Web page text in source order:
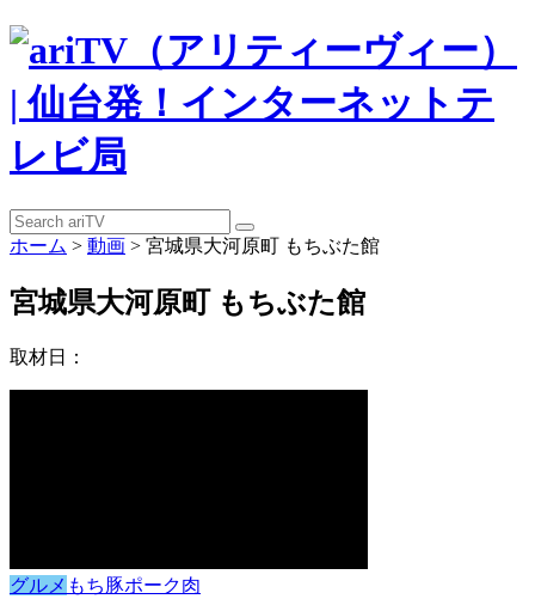
ホーム > 動画 > 宮城県大河原町 もちぶた館
宮城県大河原町 もちぶた館
取材日：
グルメ もち豚ポーク肉